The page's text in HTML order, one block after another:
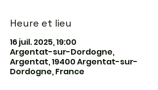
Heure et lieu
16 juil. 2025, 19:00
Argentat-sur-Dordogne,
Argentat, 19400 Argentat-sur-
Dordogne, France